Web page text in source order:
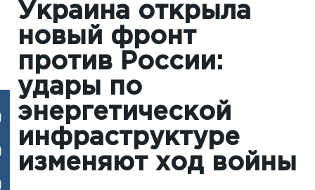
Украина открыла
новый фронт
против России:
удары по
энергетической
инфраструктуре
изменяют ход войны